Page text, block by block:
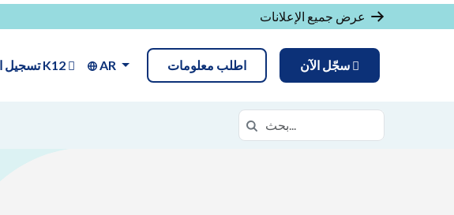
تسجيل الدخول إلى مدرسة K12 AR اطلب معلومات سجّل الآن
البحث في https://daof.k12.com/ بحث